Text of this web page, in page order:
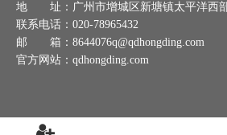
地 址：广州市增城区新塘镇太平洋西部
联系电话：020-78965432
邮 箱：8644076q@qdhongding.com
官方网站：qdhongding.com